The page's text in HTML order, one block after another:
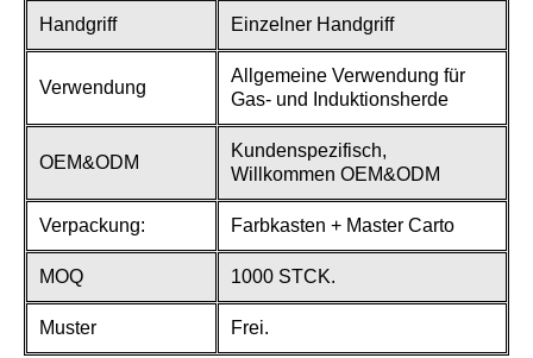
Handgriff Einzelner Handgriff
Verwendung
Allgemeine Verwendung für
Gas- und Induktionsherde
OEM&ODM
Kundenspezifisch,
Willkommen OEM&ODM
Verpackung: Farbkasten + Master Carto
MOQ 1000 STCK.
Muster Frei.